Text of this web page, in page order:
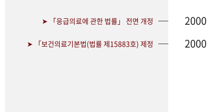
➤ 「응급의료에 관한 법률」 전면 개정 2000
➤ 「보건의료기본법(법률 제15883호) 제정 2000